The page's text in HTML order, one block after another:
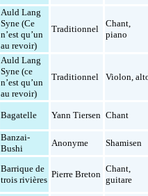
Auld Lang
Syne (Ce
n’est qu’un
au revoir)
Traditionnel
Chant,
piano
Auld Lang
Syne (ce
n’est qu’un
au revoir)
Traditionnel Violon,
Bagatelle Yann Tiersen Chant
Banzai-
Bushi
Anonyme Shamisen
Barrique de
trois rivières
Pierre Breton
Chant,
guitare